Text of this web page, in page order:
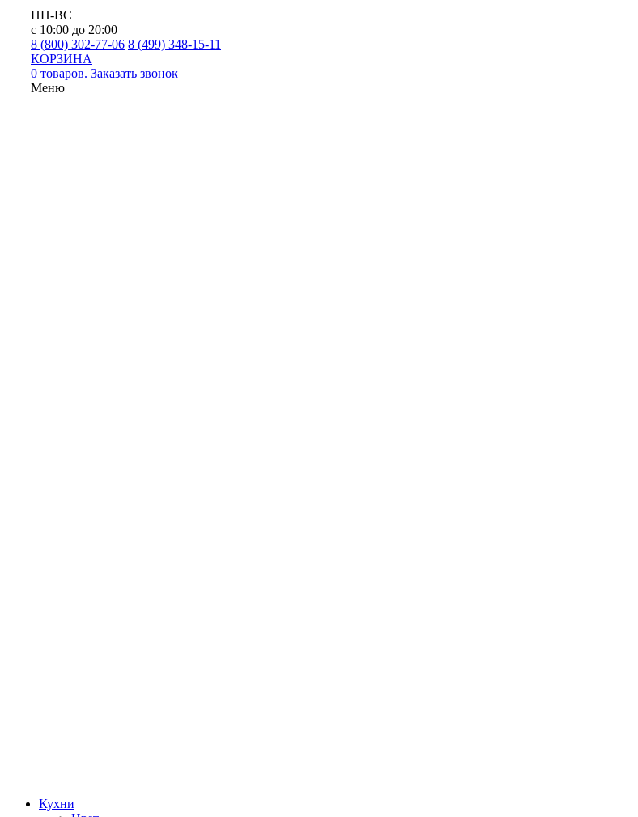
ПН-ВС
с 10:00 до 20:00
8 (800) 302-77-06 8 (499) 348-15-11
КОРЗИНА
0 товаров. Заказать звонок
Меню
Кухни